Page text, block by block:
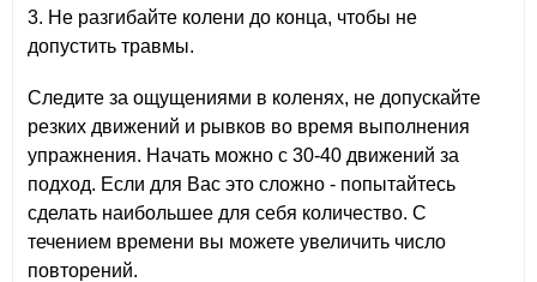
3. Не разгибайте колени до конца, чтобы не
допустить травмы.
Следите за ощущениями в коленях, не допускайте
резких движений и рывков во время выполнения
упражнения. Начать можно с 30-40 движений за
подход. Если для Вас это сложно - попытайтесь
сделать наибольшее для себя количество. С
течением времени вы можете увеличить число
повторений.